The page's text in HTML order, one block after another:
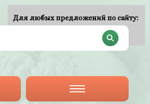
Для любых предложений по сайту: